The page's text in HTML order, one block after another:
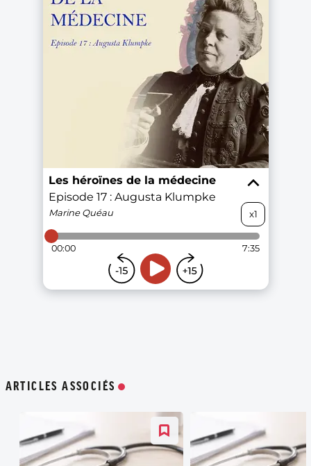
ARTICLES ASSOCIÉS